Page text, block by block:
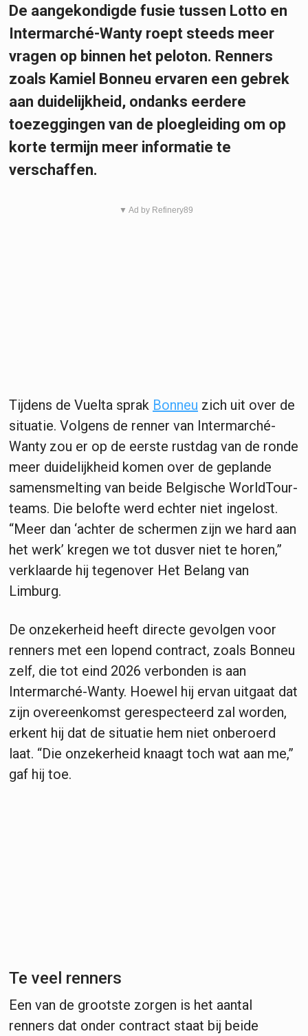
De aangekondigde fusie tussen Lotto en
Intermarché-Wanty roept steeds meer
vragen op binnen het peloton. Renners
zoals Kamiel Bonneu ervaren een gebrek
aan duidelijkheid, ondanks eerdere
toezeggingen van de ploegleiding om op
korte termijn meer informatie te
verschaffen.
▼ Ad by Refinery89
Tijdens de Vuelta sprak Bonneu zich uit over de
situatie. Volgens de renner van Intermarché-
Wanty zou er op de eerste rustdag van de ronde
meer duidelijkheid komen over de geplande
samensmelting van beide Belgische WorldTour-
teams. Die belofte werd echter niet ingelost.
“Meer dan ‘achter de schermen zijn we hard aan
het werk’ kregen we tot dusver niet te horen,”
verklaarde hij tegenover Het Belang van
Limburg.
De onzekerheid heeft directe gevolgen voor
renners met een lopend contract, zoals Bonneu
zelf, die tot eind 2026 verbonden is aan
Intermarché-Wanty. Hoewel hij ervan uitgaat dat
zijn overeenkomst gerespecteerd zal worden,
erkent hij dat de situatie hem niet onberoerd
laat. “Die onzekerheid knaagt toch wat aan me,”
gaf hij toe.
Te veel renners
Een van de grootste zorgen is het aantal
renners dat onder contract staat bij beide